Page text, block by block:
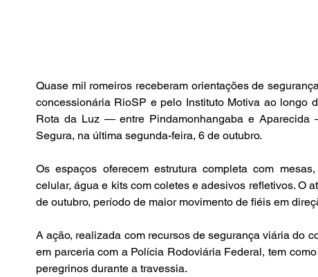
Quase mil romeiros receberam orientações de
concessionária RioSP e pelo Instituto Motiva ao
Rota da Luz — entre Pindamonhangaba e
Segura, na última segunda-feira, 6 de outubro.
Os espaços oferecem estrutura completa com
celular, água e kits com coletes e adesivos refletivos. O
de outubro, período de maior movimento de fiéis em
A ação, realizada com recursos de segurança viária do
em parceria com a Polícia Rodoviária Federal, tem
peregrinos durante a travessia.